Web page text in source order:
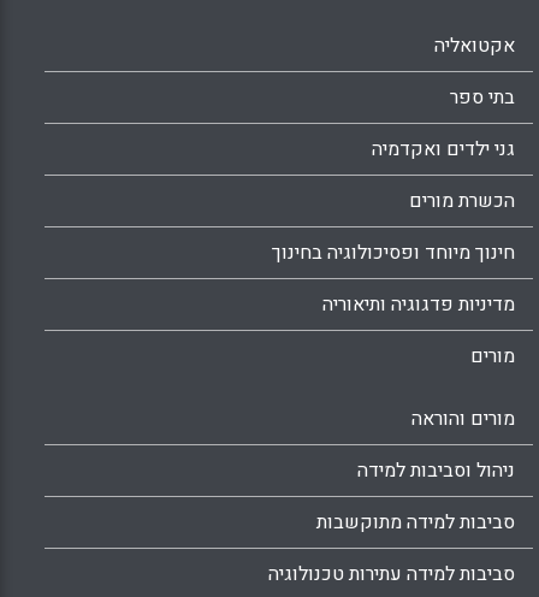
אקטואליה
בתי ספר
גני ילדים ואקדמיה
הכשרת מורים
חינוך מיוחד ופסיכולוגיה בחינוך
מדיניות פדגוגיה ותיאוריה
מורים
מורים והוראה
ניהול וסביבות למידה
סביבות למידה מתוקשבות
סביבות למידה עתירות טכנולוגיה